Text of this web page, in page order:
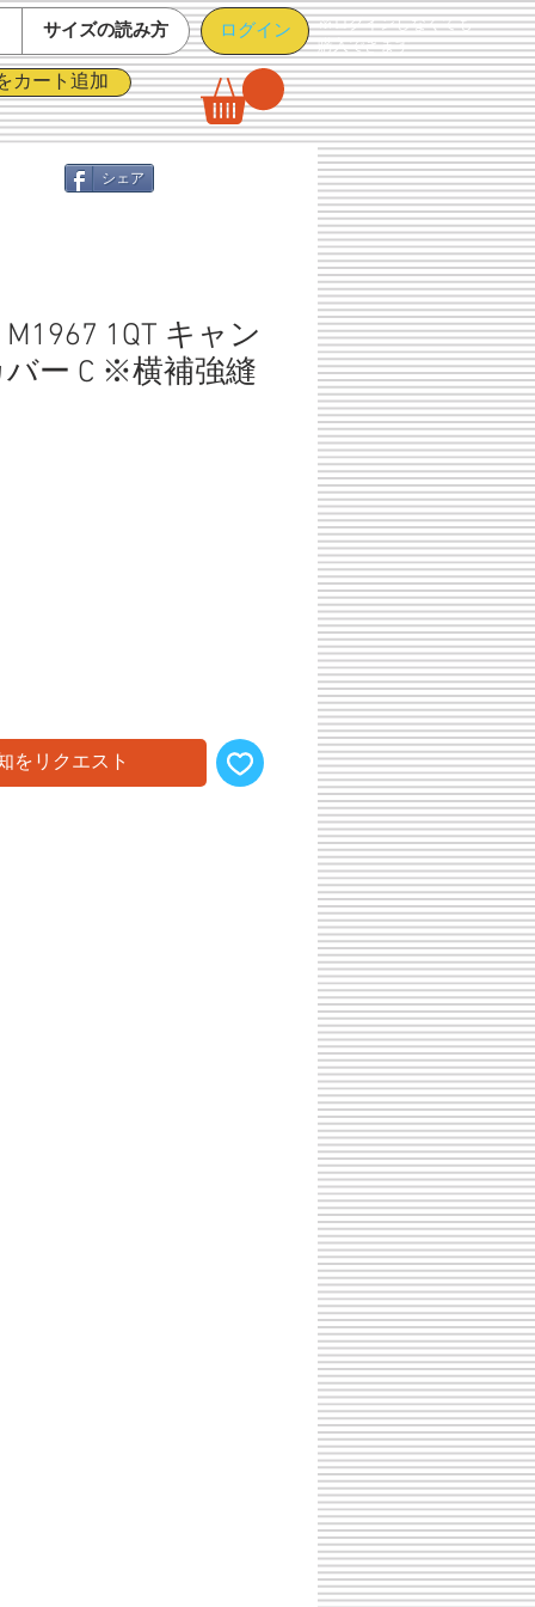
サイズの読み方
カート追加
ログイン
※ログインしなくても
購入できます
1QT キャン
ー C ※横補強縫
をリクエスト
シェア